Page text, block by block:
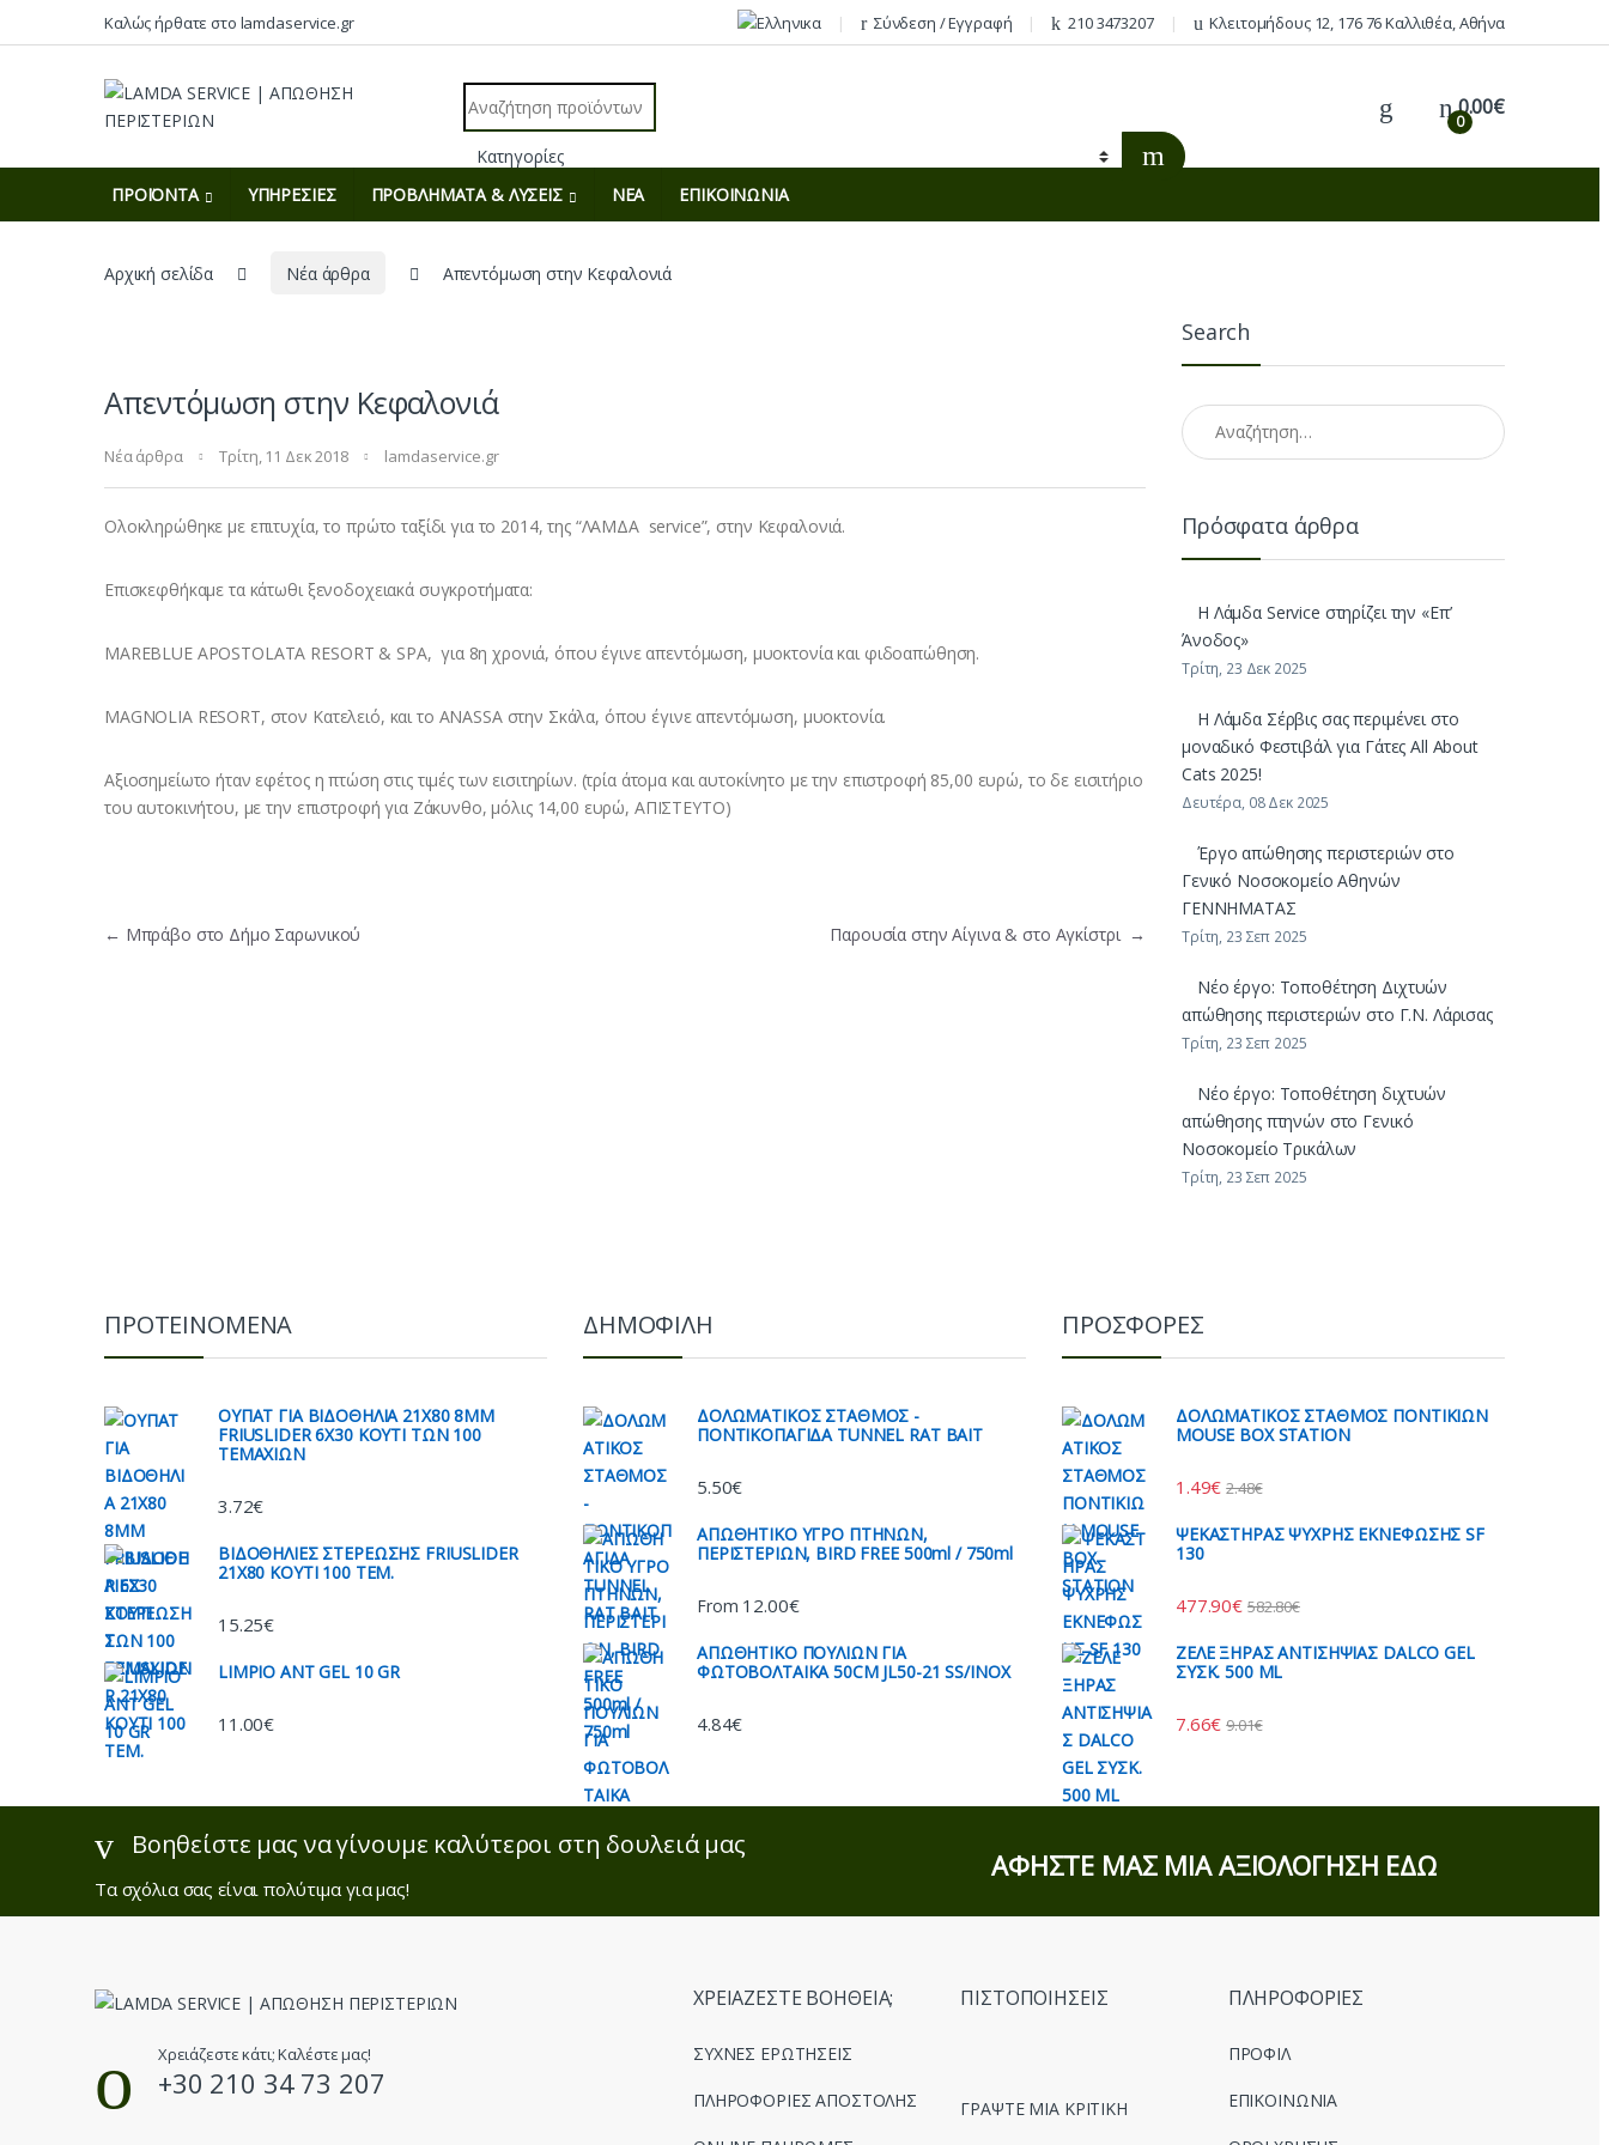
Skip to navigation
Skip to contentΚαλώς ήρθατε στο lamdaservice.gr Σύνδεση / Εγγραφή 210 3473207 Κλειτομήδους 12, 176 76 Καλλιθέα, Αθήνα
Search for:
0
0.00€
ΠΡΟΪΟΝΤΑ ΥΠΗΡΕΣΙΕΣ ΠΡΟΒΛΗΜΑΤΑ & ΛΥΣΕΙΣ ΝΕΑ ΕΠΙΚΟΙΝΩΝΙΑ
Αρχική σελίδα Νέα άρθρα Απεντόμωση στην Κεφαλονιά
Απεντόμωση στην Κεφαλονιά
Νέα άρθρα Τρίτη, 11 Δεκ 2018 lamdaservice.gr
Ολοκληρώθηκε με επιτυχία, το πρώτο ταξίδι για το 2014, της “ΛΑΜΔΑ service”, στην Κεφαλονιά.
Επισκεφθήκαμε τα κάτωθι ξενοδοχειακά συγκροτήματα:
MAREBLUE APOSTOLATA RESORT & SPA, για 8η χρονιά, όπου έγινε απεντόμωση, μυοκτονία και φιδοαπώθηση.
MAGNOLIA RESORT, στον Κατελειό, και το ANASSA στην Σκάλα, όπου έγινε απεντόμωση, μυοκτονία.
Αξιοσημείωτο ήταν εφέτος η πτώση στις τιμές των εισιτηρίων. (τρία άτομα και αυτοκίνητο με την επιστροφή 85,00 ευρώ, το δε εισιτήριο
του αυτοκινήτου, με την επιστροφή για Ζάκυνθο, μόλις 14,00 ευρώ, ΑΠΙΣΤΕΥΤΟ)
Πλοήγηση άρθρων
← Μπράβο στο Δήμο Σαρωνικού Παρουσία στην Αίγινα & στο Αγκίστρι →
Search
Αναζήτηση για:
Πρόσφατα άρθρα
H Λάμδα Service στηρίζει την «Επ’
Άνοδος»
Τρίτη, 23 Δεκ 2025
Η Λάμδα Σέρβις σας περιμένει στο
μοναδικό Φεστιβάλ για Γάτες All About
Cats 2025!
Δευτέρα, 08 Δεκ 2025
Έργο απώθησης περιστεριών στο
Γενικό Νοσοκομείο Αθηνών
ΓΕΝΝΗΜΑΤΑΣ
Τρίτη, 23 Σεπ 2025
Νέο έργο: Τοποθέτηση Διχτυών
απώθησης περιστεριών στο Γ.Ν. Λάρισας
Τρίτη, 23 Σεπ 2025
Νέο έργο: Τοποθέτηση διχτυών
απώθησης πτηνών στο Γενικό
Νοσοκομείο Τρικάλων
Τρίτη, 23 Σεπ 2025
ΠΡΟΤΕΙΝΟΜΕΝΑ
ΟΥΠΑΤ ΓΙΑ ΒΙΔΟΘΗΛΙΑ 21Χ80 8ΜΜ
FRIUSLIDER 6X30 ΚΟΥΤΙ ΤΩΝ 100
ΤΕΜΑΧΙΩΝ
3.72€
ΒΙΔΟΘΗΛΙΕΣ ΣΤΕΡΕΩΣΗΣ FRIUSLIDER
21X80 KOYTI 100 TEM.
15.25€
LIMPIO ANT GEL 10 GR
11.00€
ΔΗΜΟΦΙΛΗ
ΔΟΛΩΜΑΤΙΚΟΣ ΣΤΑΘΜΟΣ -
ΠΟΝΤΙΚΟΠΑΓΙΔΑ TUNNEL RAT BAIT
5.50€
AΠΩΘΗΤΙΚΟ ΥΓΡΟ ΠΤΗΝΩΝ,
ΠΕΡΙΣΤΕΡΙΩΝ, BIRD FREE 500ml / 750ml
From 12.00€
ΑΠΩΘΗΤΙΚO ΠΟΥΛΙΩΝ ΓΙΑ
ΦΩΤΟΒΟΛΤΑΙΚΑ 50CM JL50-21 SS/INOX
4.84€
ΠΡΟΣΦΟΡΕΣ
ΔΟΛΩΜΑΤΙΚΟΣ ΣΤΑΘΜΟΣ ΠΟΝΤΙΚΙΩΝ
MOUSE BOX STATION
1.49€ 2.48€
ΨΕΚΑΣΤΗΡΑΣ ΨΥΧΡΗΣ ΕΚΝΕΦΩΣΗΣ SF
130
477.90€ 582.80€
ΖΕΛΕ ΞΗΡΑΣ ΑΝΤΙΣΗΨΙΑΣ DALCO GEL
ΣΥΣΚ. 500 ML
7.66€ 9.01€
Βοηθείστε μας να γίνουμε καλύτεροι στη δουλειά μας
Τα σχόλια σας είναι πολύτιμα για μας!
ΑΦΗΣΤΕ ΜΑΣ ΜΙΑ ΑΞΙΟΛΟΓΗΣΗ ΕΔΩ
Χρειάζεστε κάτι; Καλέστε μας!
+30 210 34 73 207
ΧΡΕΙΑΖΕΣΤΕ ΒΟΗΘΕΙΑ;
ΣΥΧΝΕΣ ΕΡΩΤΗΣΕΙΣ
ΠΛΗΡΟΦΟΡΙΕΣ ΑΠΟΣΤΟΛΗΣ
ΠΙΣΤΟΠΟΙΗΣΕΙΣ
ΓΡΑΨΤΕ ΜΙΑ ΚΡΙΤΙΚΗ
ΠΛΗΡΟΦΟΡΙΕΣ
ΠΡΟΦΙΛ
ΕΠΙΚΟΙΝΩΝΙΑ